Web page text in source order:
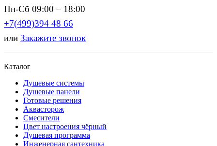
Пн-Сб 09:00 – 18:00
+7(499)394 48 66
или Закажите звонок
Каталог
Душевые системы
Душевые панели
Готовые решения
Аквасторож
Смесители
Цвет настроения чёрный
Душевая программа
Инженерная сантехника